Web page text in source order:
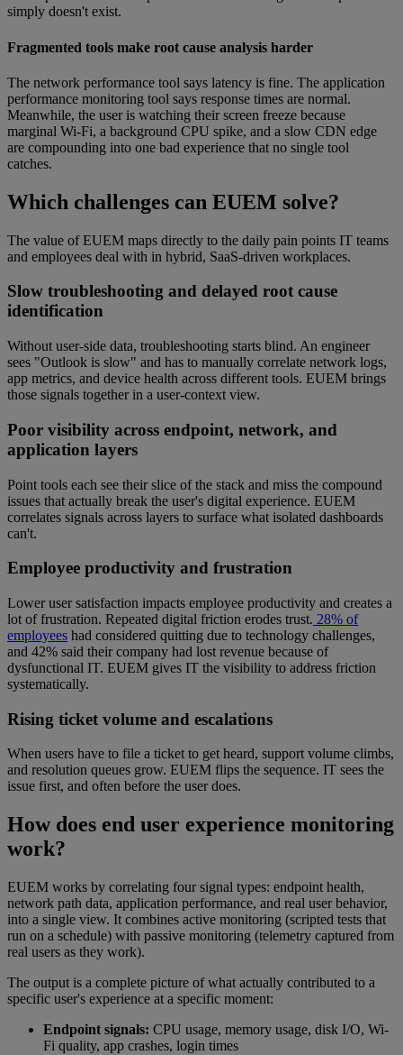
simply doesn't exist.
Fragmented tools make root cause analysis harder
The network performance tool says latency is fine. The application
performance monitoring tool says response times are normal.
Meanwhile, the user is watching their screen freeze because
marginal Wi-Fi, a background CPU spike, and a slow CDN edge
are compounding into one bad experience that no single tool
catches.
Which challenges can EUEM solve?
The value of EUEM maps directly to the daily pain points IT teams
and employees deal with in hybrid, SaaS-driven workplaces.
Slow troubleshooting and delayed root cause
identification
Without user-side data, troubleshooting starts blind. An engineer
sees "Outlook is slow" and has to manually correlate network logs,
app metrics, and device health across different tools. EUEM brings
those signals together in a user-context view.
Poor visibility across endpoint, network, and
application layers
Point tools each see their slice of the stack and miss the compound
issues that actually break the user's digital experience. EUEM
correlates signals across layers to surface what isolated dashboards
can't.
Employee productivity and frustration
Lower user satisfaction impacts employee productivity and creates a
lot of frustration. Repeated digital friction erodes trust. 28% of
employees had considered quitting due to technology challenges,
and 42% said their company had lost revenue because of
dysfunctional IT. EUEM gives IT the visibility to address friction
systematically.
Rising ticket volume and escalations
When users have to file a ticket to get heard, support volume climbs,
and resolution queues grow. EUEM flips the sequence. IT sees the
issue first, and often before the user does.
How does end user experience monitoring
work?
EUEM works by correlating four signal types: endpoint health,
network path data, application performance, and real user behavior,
into a single view. It combines active monitoring (scripted tests that
run on a schedule) with passive monitoring (telemetry captured from
real users as they work).
The output is a complete picture of what actually contributed to a
specific user's experience at a specific moment:
Endpoint signals: CPU usage, memory usage, disk I/O, Wi-
Fi quality, app crashes, login times